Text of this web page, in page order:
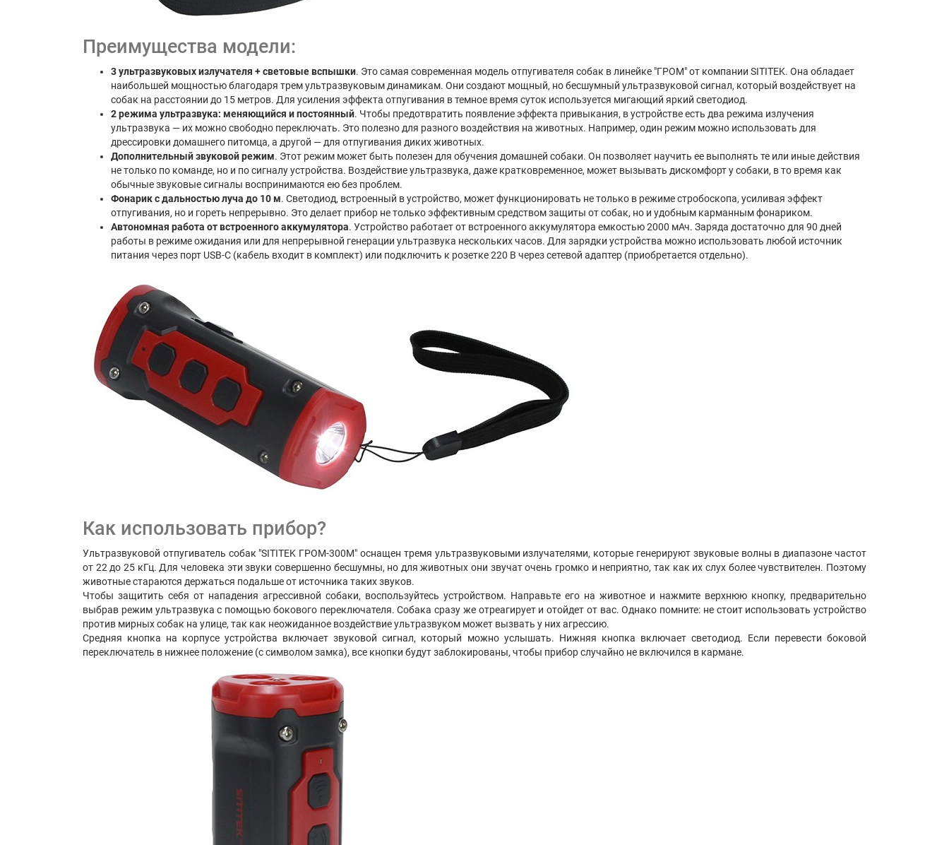
Преимущества модели:
3 ультразвуковых излучателя + световые вспышки. Это самая современная модель отпугивателя собак в линейке "ГРОМ" от компании SITITEK. Она обладает
наибольшей мощностью благодаря трем ультразвуковым динамикам. Они создают мощный, но бесшумный ультразвуковой сигнал, который воздействует на
собак на расстоянии до 15 метров. Для усиления эффекта отпугивания в темное время суток используется мигающий яркий светодиод.
2 режима ультразвука: меняющийся и постоянный. Чтобы предотвратить появление эффекта привыкания, в устройстве есть два режима излучения
ультразвука — их можно свободно переключать. Это полезно для разного воздействия на животных. Например, один режим можно использовать для
дрессировки домашнего питомца, а другой — для отпугивания диких животных.
Дополнительный звуковой режим. Этот режим может быть полезен для обучения домашней собаки. Он позволяет научить ее выполнять те или иные действия
не только по команде, но и по сигналу устройства. Воздействие ультразвука, даже кратковременное, может вызывать дискомфорт у собаки, в то время как
обычные звуковые сигналы воспринимаются ею без проблем.
Фонарик с дальностью луча до 10 м. Светодиод, встроенный в устройство, может функционировать не только в режиме стробоскопа, усиливая эффект
отпугивания, но и гореть непрерывно. Это делает прибор не только эффективным средством защиты от собак, но и удобным карманным фонариком.
Автономная работа от встроенного аккумулятора. Устройство работает от встроенного аккумулятора емкостью 2000 мАч. Заряда достаточно для 90 дней
работы в режиме ожидания или для непрерывной генерации ультразвука нескольких часов. Для зарядки устройства можно использовать любой источник
питания через порт USB-C (кабель входит в комплект) или подключить к розетке 220 В через сетевой адаптер (приобретается отдельно).
Как использовать прибор?
Ультразвуковой отпугиватель собак "SITITEK ГРОМ-300М" оснащен тремя ультразвуковыми излучателями, которые генерируют звуковые волны в диапазоне частот
от 22 до 25 кГц. Для человека эти звуки совершенно бесшумны, но для животных они звучат очень громко и неприятно, так как их слух более чувствителен. Поэтому
животные стараются держаться подальше от источника таких звуков.
Чтобы защитить себя от нападения агрессивной собаки, воспользуйтесь устройством. Направьте его на животное и нажмите верхнюю кнопку, предварительно
выбрав режим ультразвука с помощью бокового переключателя. Собака сразу же отреагирует и отойдет от вас. Однако помните: не стоит использовать устройство
против мирных собак на улице, так как неожиданное воздействие ультразвуком может вызвать у них агрессию.
Средняя кнопка на корпусе устройства включает звуковой сигнал, который можно услышать. Нижняя кнопка включает светодиод. Если перевести боковой
переключатель в нижнее положение (с символом замка), все кнопки будут заблокированы, чтобы прибор случайно не включился в кармане.